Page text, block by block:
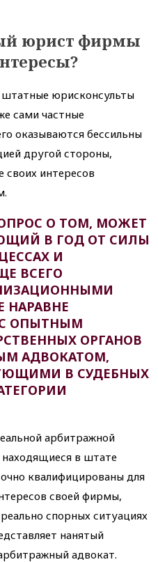
юрист фирмы
юрисконсульты
сами частные
оказываются бессильны
другой стороны,
своих интересов
О ТОМ, МОЖЕТ
В ГОД ОТ СИЛЫ
И
ВСЕГО
НАРАВНЕ
С ОПЫТНЫМ
ОРГАНОВ
АДВОКАТОМ,
В СУДЕБНЫХ
арбитражной
в штате
квалифицированы для
своей фирмы,
спорных ситуациях
нанятый
адвокат.